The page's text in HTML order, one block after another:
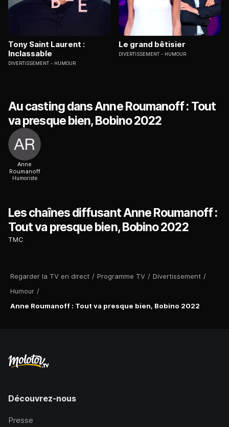
Regarder la TV en direct / Programme TV / Divertissement /
Humour /
Anne Roumanoff : Tout va presque bien, Bobino 2022
Tony Saint Laurent :
Inclassable
DIVERTISSEMENT HUMOUR
Le grand bêtisier
DIVERTISSEMENT HUMOUR
Au casting dans Anne Roumanoff : Tout
va presque bien, Bobino 2022
Anne
Roumanoff
Humoriste
Les chaînes diffusant Anne Roumanoff :
Tout va presque bien, Bobino 2022
TMC
Découvrez-nous
Presse